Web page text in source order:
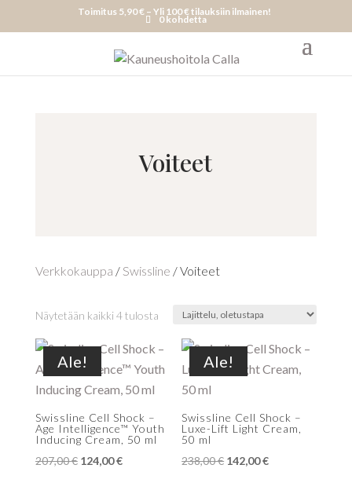
Toimitus 5,90 € – Yli 100 € tilauksiin ilmainen!
0 kohdetta
Voiteet
Verkkokauppa / Swissline / Voiteet
Näytetään kaikki 4 tulosta
Ale!
Swissline Cell Shock –
Age Intelligence™ Youth
Inducing Cream, 50 ml
207,00€ Alkuperäinen
124,00€Nykyinen
Ale!
Swissline Cell Shock –
Luxe-Lift Light Cream,
50 ml
238,00€ Alkuperäinen
142,00€Nykyinen